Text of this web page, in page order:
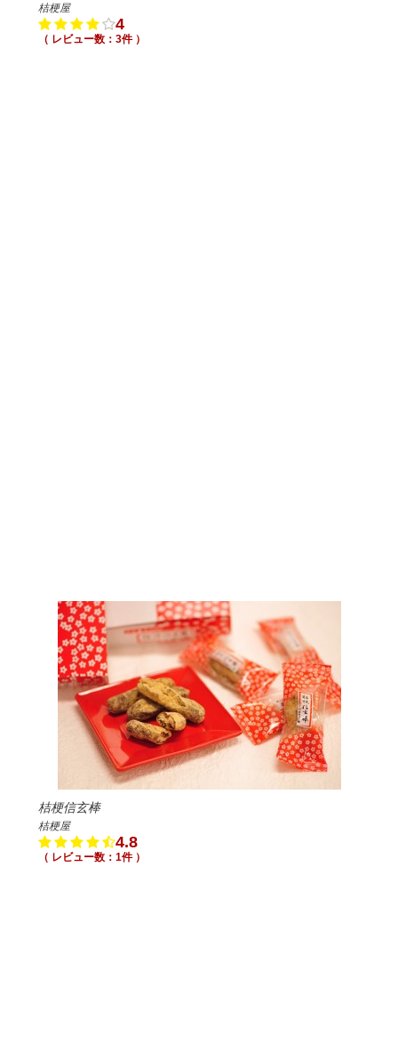
桔梗屋
4
（ レビュー数：3件 ）
桔梗信玄棒
桔梗屋
4.8
（ レビュー数：1件 ）